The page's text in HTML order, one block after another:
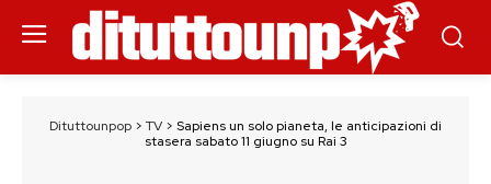
Dituttounpop > TV > Sapiens un solo pianeta, le anticipazioni di
stasera sabato 11 giugno su Rai 3